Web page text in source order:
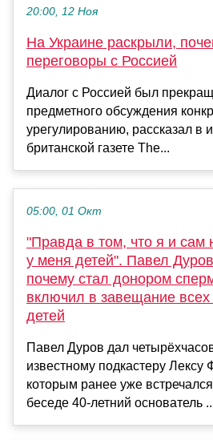
20:00, 12 Ноя
На Украине раскрыли,
переговоры с Россией
Диалог с Россией был
предметного обсуждения
урегулированию, рассказал в
британской газете The...
05:00, 01 Окт
"Правда в том, что я и сам
у меня детей". Павел
почему стал донором
включил в завещание всех
детей
Павел Дуров дал
известному подкастеру Лексу
которым ранее уже
беседе 40-летний основатель